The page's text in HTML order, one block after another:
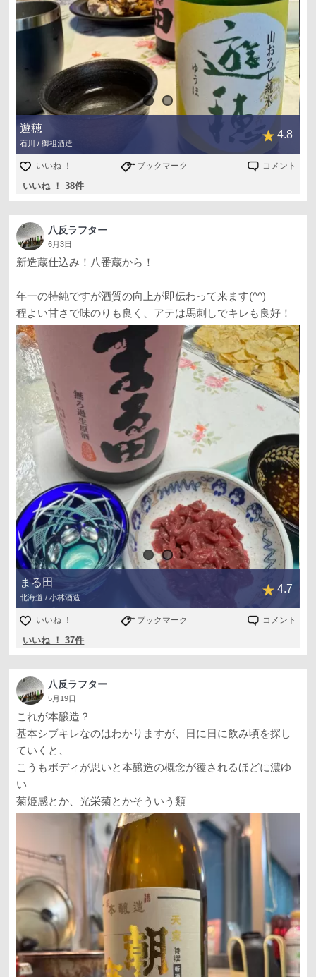
遊穂
石川 / 御祖酒造
4.8
いいね ！ ブックマーク コメント
いいね ！ 38件
八反ラフター
6月3日
新造蔵仕込み！八番蔵から！
年一の特純ですが酒質の向上が即伝わって来ます(^^)
程よい甘さで味のりも良く、アテは馬刺しでキレも良好！
まる田
北海道 / 小林酒造
4.7
いいね ！ ブックマーク コメント
いいね ！ 37件
八反ラフター
5月19日
これが本醸造？
基本シブキレなのはわかりますが、日に日に飲み頃を探し
ていくと、
こうもボディが思いと本醸造の概念が覆されるほどに濃ゆ
い
菊姫感とか、光栄菊とかそういう類